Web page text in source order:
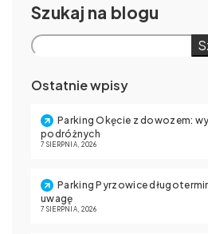
Szukaj
Ostatnie wpisy
Parking Okęcie z dowozem:
podróżnych
7 SIERPNIA, 2026
Parking Pyrzowice
uwagę
7 SIERPNIA, 2026